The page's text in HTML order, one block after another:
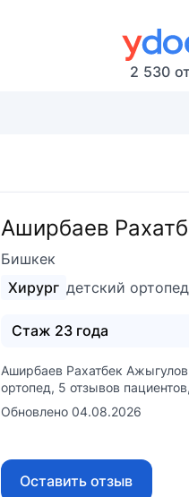
2 530
Аширбаев
Бишкек
Хирург детский ортопед
Стаж 23 года
Аширбаев Рахатбек
ортопед, 5 отзывов
Обновлено 04.08.2026
Оставить отзыв